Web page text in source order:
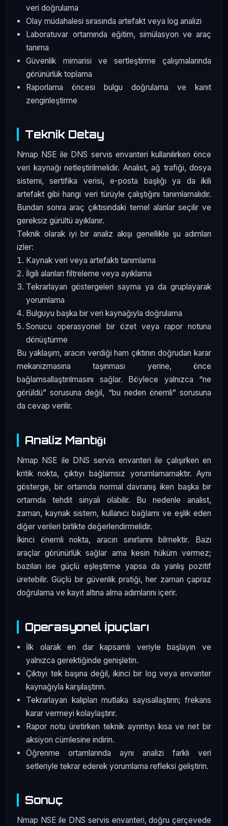
veri doğrulama
Olay müdahalesi sırasında artefakt veya log analizi
Laboratuvar ortamında eğitim, simülasyon ve araç
tanıma
Güvenlik mimarisi ve sertleştirme çalışmalarında
görünürlük toplama
Raporlama öncesi bulgu doğrulama ve kanıt
zenginleştirme
Teknik Detay
Nmap NSE ile DNS servis envanteri kullanılırken önce
veri kaynağı netleştirilmelidir. Analist, ağ trafiği, dosya
sistemi, sertifika verisi, e-posta başlığı ya da ikili
artefakt gibi hangi veri türüyle çalıştığını tanımlamalıdır.
Bundan sonra araç çıktısındaki temel alanlar seçilir ve
gereksiz gürültü ayıklanır.
Teknik olarak iyi bir analiz akışı genellikle şu adımları
izler:
Kaynak veri veya artefaktı tanımlama
İlgili alanları filtreleme veya ayıklama
Tekrarlayan göstergeleri sayma ya da gruplayarak
yorumlama
Bulguyu başka bir veri kaynağıyla doğrulama
Sonucu operasyonel bir özet veya rapor notuna
dönüştürme
Bu yaklaşım, aracın verdiği ham çıktının doğrudan karar
mekanizmasına taşınması yerine, önce
bağlamsallaştırılmasını sağlar. Böylece yalnızca “ne
görüldü” sorusuna değil, “bu neden önemli” sorusuna
da cevap verilir.
Analiz Mantığı
Nmap NSE ile DNS servis envanteri ile çalışırken en
kritik nokta, çıktıyı bağlamsız yorumlamamaktır. Aynı
gösterge, bir ortamda normal davranış iken başka bir
ortamda tehdit sinyali olabilir. Bu nedenle analist,
zaman, kaynak sistem, kullanıcı bağlamı ve eşlik eden
diğer verileri birlikte değerlendirmelidir.
İkinci önemli nokta, aracın sınırlarını bilmektir. Bazı
araçlar görünürlük sağlar ama kesin hüküm vermez;
bazıları ise güçlü eşleştirme yapsa da yanlış pozitif
üretebilir. Güçlü bir güvenlik pratiği, her zaman çapraz
doğrulama ve kayıt altına alma adımlarını içerir.
Operasyonel İpuçları
İlk olarak en dar kapsamlı veriyle başlayın ve
yalnızca gerektiğinde genişletin.
Çıktıyı tek başına değil, ikinci bir log veya envanter
kaynağıyla karşılaştırın.
Tekrarlayan kalıpları mutlaka sayısallaştırın; frekans
karar vermeyi kolaylaştırır.
Rapor notu üretirken teknik ayrıntıyı kısa ve net bir
aksiyon cümlesine indirin.
Öğrenme ortamlarında aynı analizi farklı veri
setleriyle tekrar ederek yorumlama refleksi geliştirin.
Sonuç
Nmap NSE ile DNS servis envanteri, doğru çerçevede